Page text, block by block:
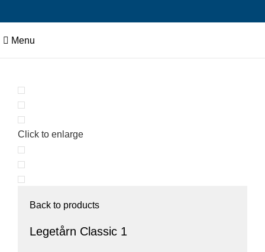
Menu
Click to enlarge
Back to products
Legetårn Classic 1